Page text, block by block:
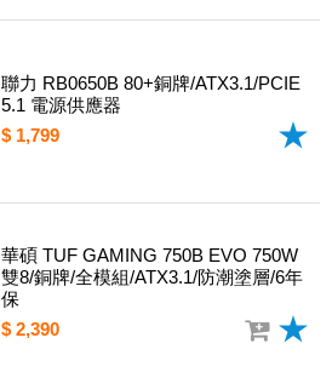
聯力 RB0650B 80+銅牌/ATX3.1/PCIE
5.1 電源供應器
$ 1,799
華碩 TUF GAMING 750B EVO 750W
雙8/銅牌/全模組/ATX3.1/防潮塗層/6年
保
$ 2,390